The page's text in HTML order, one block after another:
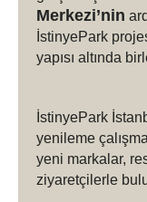
Merkezi’nin
İstinyePark
yapısı altında
İstinyePark
yenileme
yeni markalar,
ziyaretçilerle